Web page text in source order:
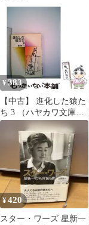
¥ 383
【中古】 進化した猿た
ち 3 （ハヤカワ文庫）
/ 星 新一 / 早川書房
¥420
スター・ワーズ 星新一